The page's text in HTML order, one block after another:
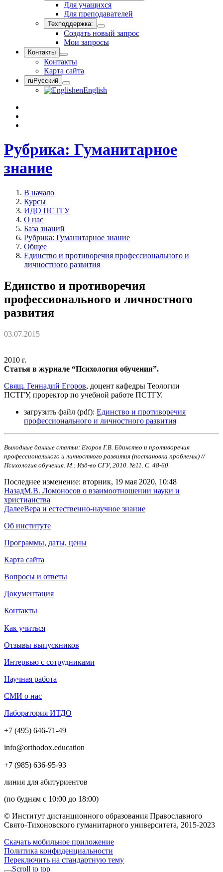
Для учащихся
Для преподавателей
Техподдержка:
Создать новый запрос
Мои запросы
Контакты
Контакты
Карта сайта
ruРусский
enEnglish
Рубрика: Гуманитарное
знание
В начало
Курсы
ИДО ПСТГУ
О нас
База знаний
Рубрика: Гуманитарное знание
Общее
Единство и противоречия профессионального и
личностного развития
Единство и противоречия
профессионального и личностного
развития
03.07.2015
2010 г.
Статья в журнале “Психология обучения”.
Свящ. Геннадий Егоров, доцент кафедры Теологии
ПСТГУ, проректор по учебной работе ПСТГУ.
загрузить файл (pdf): Единство и противоречия
профессионального и личностного развития
Выходные данные статьи: Егоров Г.В. Единство и противоречия
профессионального и личностного развития (постановка проблемы) //
Психология обучения. М.: Изд-во СГУ, 2010. №11. С. 48-60.
Последнее изменение: вторник, 19 мая 2020, 10:48
НазадМ.В. Ломоносов о взаимоотношении науки и
христианства
ДалееВера и естественно-научное знание
Об институте
Программы, даты, цены
Карта сайта
Вопросы и ответы
Документация
Контакты
Как учиться
Отзывы выпускников
Интервью с сотрудниками
Научная работа
СМИ о нас
Лаборатория ИТДО
+7 (495) 646-71-49
info@orthodox.education
+7 (985) 636-95-93
линия для абитуриентов
(по будням с 10:00 до 18:00)
© Институт дистанционного образования Православного
Свято-Тихоновского гуманитарного университета, 2015-2023
Скачать мобильное приложение
Политика конфиденциальности
Переключить на стандартную тему
Scroll to top